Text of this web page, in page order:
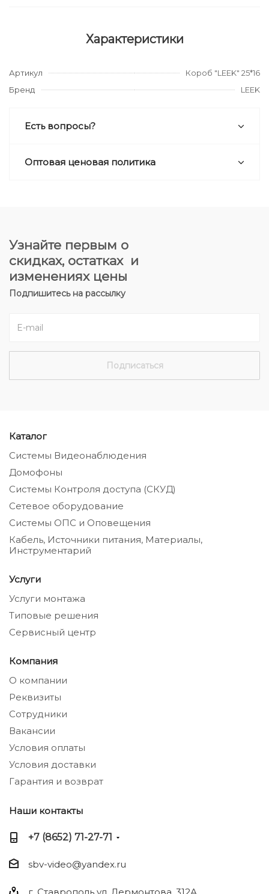
Характеристики
Артикул
Короб "LEEK" 25*16
Бренд
LEEK
Есть вопросы?
Оптовая ценовая политика
Узнайте первым о
скидках, остатках и
изменениях цены
Подпишитесь на рассылку
Каталог
Системы Видеонаблюдения
Домофоны
Системы Контроля доступа (СКУД)
Сетевое оборудование
Системы ОПС и Оповещения
Кабель, Источники питания, Материалы,
Инструментарий
Услуги
Услуги монтажа
Типовые решения
Сервисный центр
Компания
О компании
Реквизиты
Сотрудники
Вакансии
Условия оплаты
Условия доставки
Гарантия и возврат
Наши контакты
+7 (8652) 71-27-71
sbv-video@yandex.ru